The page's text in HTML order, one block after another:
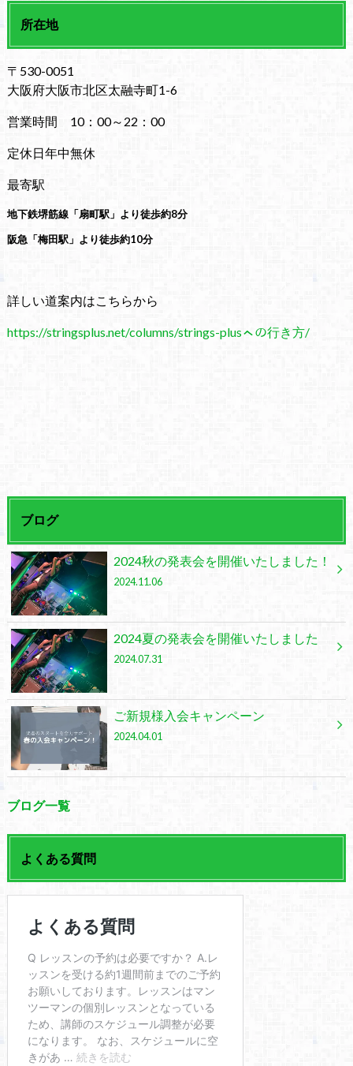
所在地
〒530-0051
大阪府大阪市北区太融寺町1-6
営業時間 10：00～22：00
定休日年中無休
最寄駅
地下鉄堺筋線「扇町駅」より徒歩約8分
阪急「梅田駅」より徒歩約10分
詳しい道案内はこちらから
https://stringsplus.net/columns/strings-plusㇸの行き方/
ブログ
2024秋の発表会を開催いたしました！
2024.11.06
2024夏の発表会を開催いたしました
2024.07.31
ご新規様入会キャンペーン
2024.04.01
ブログ一覧
よくある質問